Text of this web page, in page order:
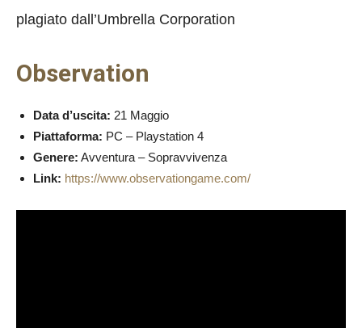
plagiato dall’Umbrella Corporation
Observation
Data d’uscita: 21 Maggio
Piattaforma: PC – Playstation 4
Genere: Avventura – Sopravvivenza
Link: https://www.observationgame.com/